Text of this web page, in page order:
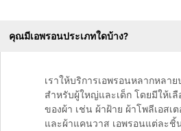
คุณมีเอพรอนประเภทใดบ้าง?
เราให้บริการเอพรอนหลากหลาย
สำหรับผู้ใหญ่และเด็ก โดยมีให้เ
ของผ้า เช่น ผ้าฝ้าย ผ้าโพลีเอสเ
และผ้าแคนวาส เอพรอนแต่ละชิ้